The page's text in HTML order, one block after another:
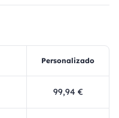
Personalizado
99,94 €